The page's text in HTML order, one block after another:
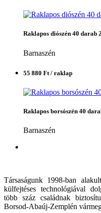
Raklapos diószén 40 darab
Barnaszén
55 880 Ft / raklap
Raklapos borsószén 40
Barnaszén
Társaságunk 1998-ban
külfejtéses technológiával
több száz családnak
Borsod-Abaúj-Zemplén